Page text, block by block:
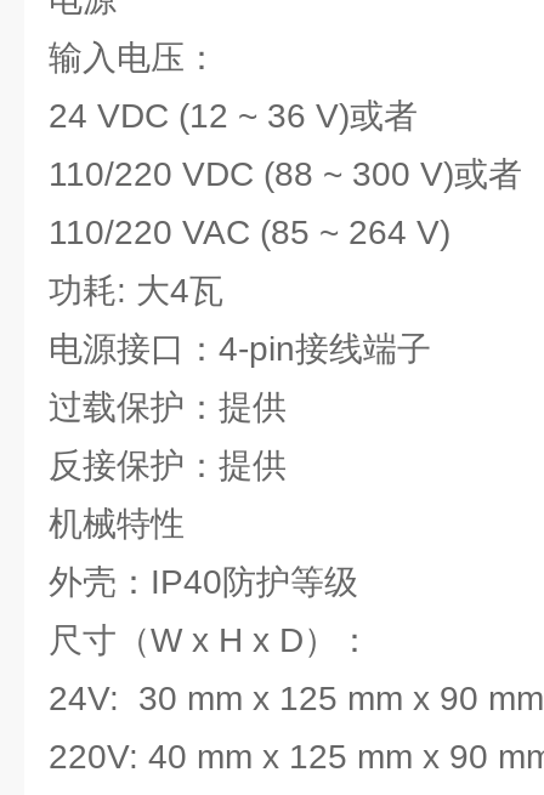
输入电压：
24 VDC (12 ~ 36 V)或者
110/220 VDC (88 ~ 300 V)或者
110/220 VAC (85 ~ 264 V)
功耗: 大4瓦
电源接口：4-pin接线端子
过载保护：提供
反接保护：提供
机械特性
外壳：IP40防护等级
尺寸（W x H x D）：
24V: 30 mm x 125 mm x 90 mm
220V: 40 mm x 125 mm x 90